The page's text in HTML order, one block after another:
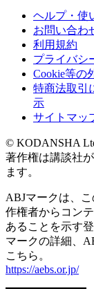
ヘルプ・使
お問い合わ
利用規約
プライバシ
Cookie等の
特商法取引
示
サイトマッ
© KODANSHA
著作権は講談社
ます。
ABJマークは、
作権者からコン
あることを示す
マークの詳細、
こちら。
https://aebs.or.jp/